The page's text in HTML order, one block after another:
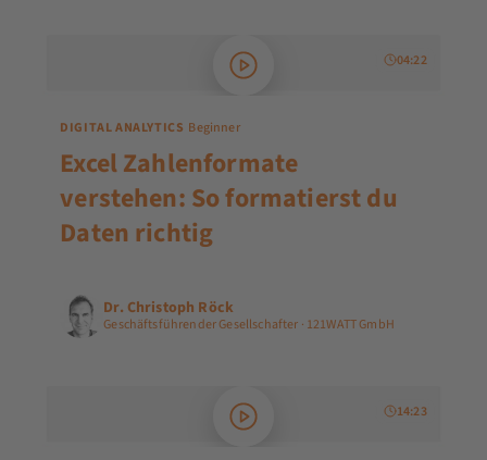
04:22
DIGITAL ANALYTICS Beginner
Excel Zahlenformate
verstehen: So formatierst du
Daten richtig
Dr. Christoph Röck
Geschäftsführender Gesellschafter · 121WATT GmbH
14:23